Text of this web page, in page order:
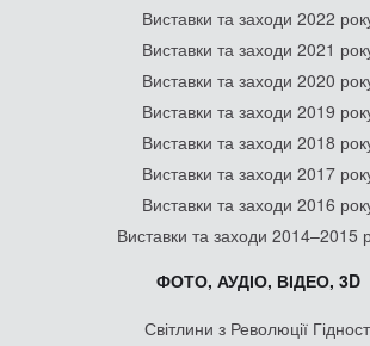
Виставки та заходи 2022
Виставки та заходи 2021
Виставки та заходи 2020
Виставки та заходи 2019
Виставки та заходи 2018
Виставки та заходи 2017
Виставки та заходи 2016
Виставки та заходи 2014–2015
ФОТО, АУДІО, ВІДЕО, 3D
Світлини з Революції